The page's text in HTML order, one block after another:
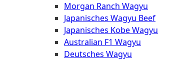
Morgan Ranch Wagyu
Japanisches Wagyu Beef
Japanisches Kobe Wagyu
Australian F1 Wagyu
Deutsches Wagyu